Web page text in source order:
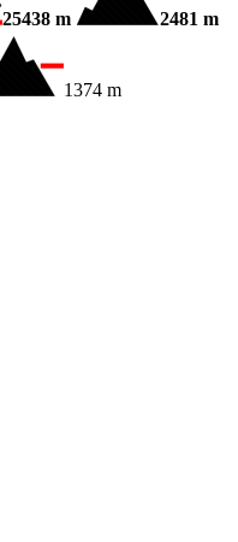
25438 m 2481 m
1374 m